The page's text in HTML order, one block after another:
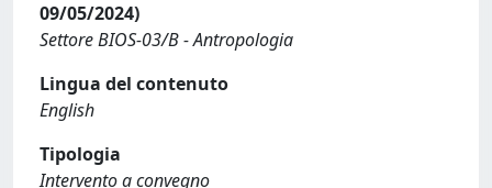
09/05/2024)
Settore BIOS-03/B - Antropologia
Lingua del contenuto
English
Tipologia
Intervento a convegno